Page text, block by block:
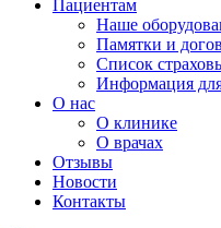
Пациентам
Наше
Памятки и
Список
Информация
О нас
О клинике
О врачах
Отзывы
Новости
Контакты